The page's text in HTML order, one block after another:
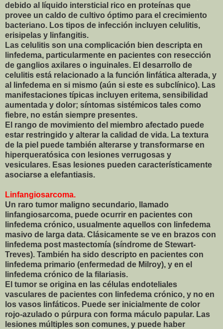
debido al líquido intersticial rico en proteínas que
provee un caldo de cultivo óptimo para el crecimiento
bacteriano. Los tipos de infección incluyen celulitis,
erisipelas y linfangitis.
Las celulitis son una complicación bien descripta en
linfedema, particularmente en pacientes con resección
de ganglios axilares o inguinales. El desarrollo de
celulitis está relacionado a la función linfática alterada, y
al linfedema en si mismo (aún si este es subclínico). Las
manifestaciones típicas incluyen eritema, sensibilidad
aumentada y dolor; síntomas sistémicos tales como
fiebre, no están siempre presentes.
El rango de movimiento del miembro afectado puede
estar restringido y alterar la calidad de vida. La textura
de la piel puede también alterarse y transformarse en
hiperqueratósica con lesiones verrugosas y
vesiculares. Esas lesiones pueden característicamente
asociarse a elefantiasis.
Linfangiosarcoma.
Un raro tumor maligno secundario, llamado
linfangiosarcoma, puede ocurrir en pacientes con
linfedema crónico, usualmente aquellos con linfedema
masivo de larga data. Clásicamente se ve en brazos con
linfedema post mastectomía (síndrome de Stewart-
Treves). También ha sido descripto en pacientes con
linfedema primario (enfermedad de Milroy), y en el
linfedema crónico de la filariasis.
El tumor se origina en las células endoteliales
vasculares de pacientes con linfedema crónico, y no en
los vasos linfáticos. Puede ser inicialmente de color
rojo-azulado o púrpura con forma máculo papular. Las
lesiones múltiples son comunes, y puede haber